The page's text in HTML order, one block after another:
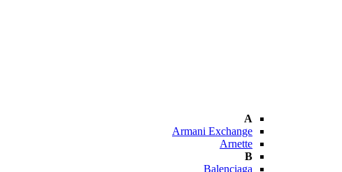
A
Armani Exchange
Arnette
B
Balenciaga